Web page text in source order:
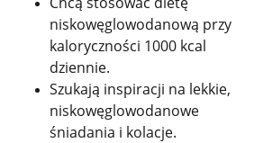
niskowęglowodanową przy
kaloryczności 1000 kcal
dziennie.
Szukają inspiracji na lekkie,
niskowęglowodanowe
śniadania i kolacje.